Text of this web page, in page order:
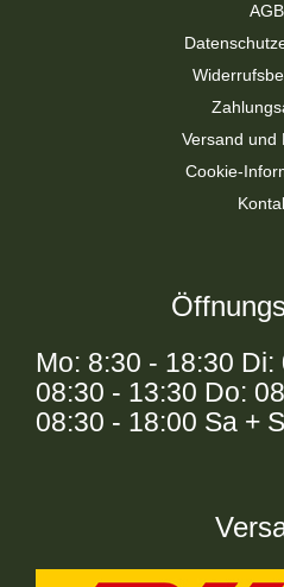
AGB
Versand und
Cookie-
Mo: 8:30 - 18:30
08:30 - 13:30 Do:
08:30 - 18:00 Sa +